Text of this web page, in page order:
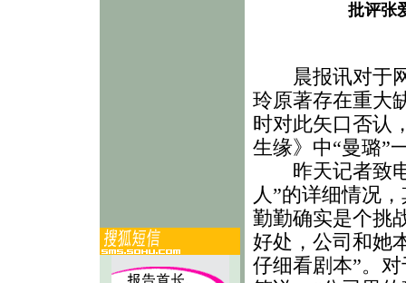
批评张
晨报讯对于网
玲原著存在重大
时对此矢口否认
生缘》中“曼璐”
昨天记者致电
人”的详细情况
勤勤确实是个挑
好处，公司和她
仔细看剧本”。